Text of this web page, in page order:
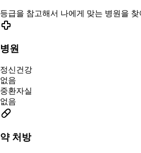
등급을 참고해서 나에게 맞는 병원을 찾
병원
정신건강
없음
중환자실
없음
약 처방